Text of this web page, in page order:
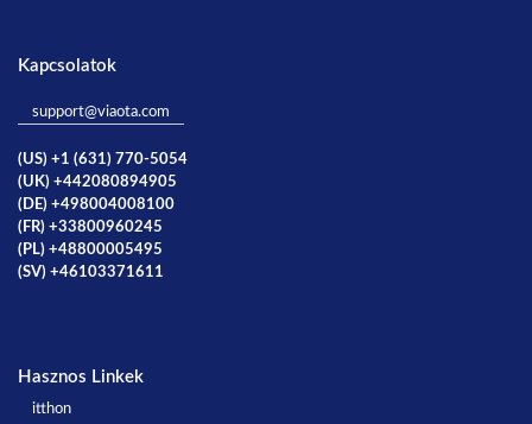
Kapcsolatok
support@viaota.com
(US) +1 (631) 770-5054
(UK) +442080894905
(DE) +498004008100
(FR) +33800960245
(PL) +48800005495
(SV) +46103371611
Hasznos Linkek
itthon